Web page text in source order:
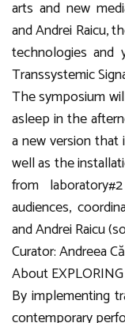
arts and new
and Andrei Raicu,
technologies and
Transsystemic
The symposium
asleep in the
a new version that
well as the
from
audiences,
and Andrei Raicu
Curator: Andreea
About
By implementing
contemporary